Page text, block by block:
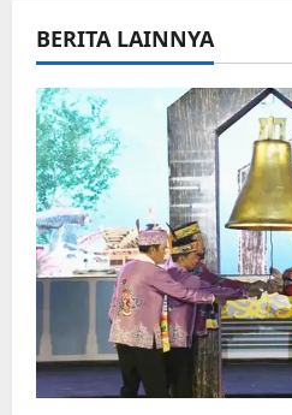
i
g
a
t
i
o
n
BERITA LAINNYA